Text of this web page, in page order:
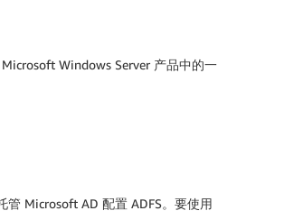
Windows Server 产品中的一
管 Microsoft AD 配置 ADFS。要使用